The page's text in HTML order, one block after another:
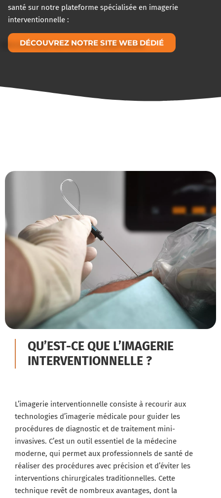
santé sur notre plateforme spécialisée en imagerie
interventionnelle :
DÉCOUVREZ NOTRE SITE WEB DÉDIÉ
QU’EST-CE QUE L’IMAGERIE
INTERVENTIONNELLE ?
L’imagerie interventionnelle consiste à recourir aux
technologies d’imagerie médicale pour guider les
procédures de diagnostic et de traitement mini-
invasives. C’est un outil essentiel de la médecine
moderne, qui permet aux professionnels de santé de
réaliser des procédures avec précision et d’éviter les
interventions chirurgicales traditionnelles. Cette
technique revêt de nombreux avantages, dont la